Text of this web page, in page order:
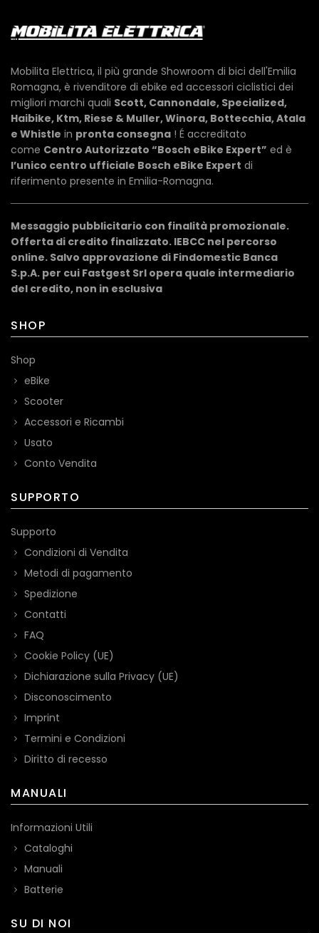
Mobilita Elettrica, il più grande Showroom di bici dell'Emilia
Romagna, è rivenditore di ebike ed accessori ciclistici dei
migliori marchi quali Scott, Cannondale, Specialized,
Haibike, Ktm, Riese & Muller, Winora, Bottecchia, Atala
e Whistle in pronta consegna ! É accreditato
come Centro Autorizzato “Bosch eBike Expert” ed è
l’unico centro ufficiale Bosch eBike Expert di
riferimento presente in Emilia-Romagna.
Messaggio pubblicitario con finalità promozionale.
Offerta di credito finalizzato. IEBCC nel percorso
online. Salvo approvazione di Findomestic Banca
S.p.A. per cui Fastgest Srl opera quale intermediario
del credito, non in esclusiva
SHOP
Shop
eBike
Scooter
Accessori e Ricambi
Usato
Conto Vendita
SUPPORTO
Supporto
Condizioni di Vendita
Metodi di pagamento
Spedizione
Contatti
FAQ
Cookie Policy (UE)
Dichiarazione sulla Privacy (UE)
Disconoscimento
Imprint
Termini e Condizioni
Diritto di recesso
MANUALI
Informazioni Utili
Cataloghi
Manuali
Batterie
SU DI NOI